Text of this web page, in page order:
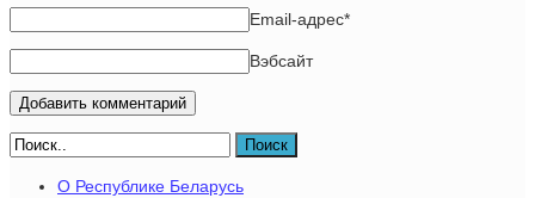
Email-адрес*
Вэбсайт
Поиск
О Республике Беларусь